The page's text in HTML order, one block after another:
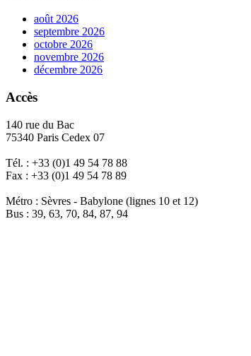
août 2026
septembre 2026
octobre 2026
novembre 2026
décembre 2026
Accès
140 rue du Bac
75340 Paris Cedex 07
Tél. : +33 (0)1 49 54 78 88
Fax : +33 (0)1 49 54 78 89
Métro : Sèvres - Babylone (lignes 10 et 12)
Bus : 39, 63, 70, 84, 87, 94